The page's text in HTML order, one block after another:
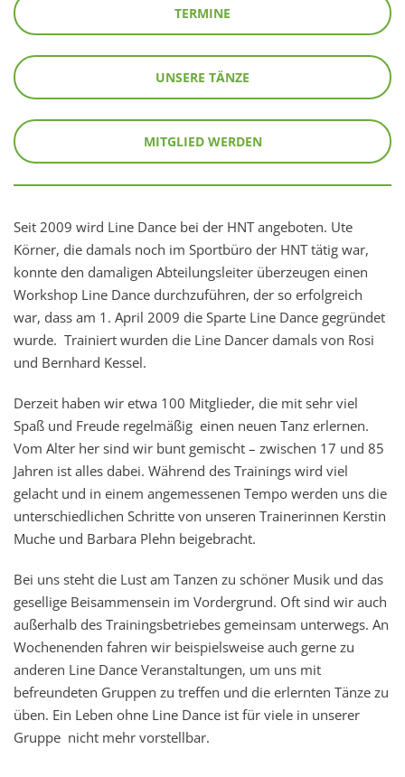
TERMINE
UNSERE TÄNZE
MITGLIED WERDEN
Seit 2009 wird Line Dance bei der HNT angeboten. Ute
Körner, die damals noch im Sportbüro der HNT tätig war,
konnte den damaligen Abteilungsleiter überzeugen einen
Workshop Line Dance durchzuführen, der so erfolgreich
war, dass am 1. April 2009 die Sparte Line Dance gegründet
wurde. Trainiert wurden die Line Dancer damals von Rosi
und Bernhard Kessel.
Derzeit haben wir etwa 100 Mitglieder, die mit sehr viel
Spaß und Freude regelmäßig einen neuen Tanz erlernen.
Vom Alter her sind wir bunt gemischt – zwischen 17 und 85
Jahren ist alles dabei. Während des Trainings wird viel
gelacht und in einem angemessenen Tempo werden uns die
unterschiedlichen Schritte von unseren Trainerinnen Kerstin
Muche und Barbara Plehn beigebracht.
Bei uns steht die Lust am Tanzen zu schöner Musik und das
gesellige Beisammensein im Vordergrund. Oft sind wir auch
außerhalb des Trainingsbetriebes gemeinsam unterwegs. An
Wochenenden fahren wir beispielsweise auch gerne zu
anderen Line Dance Veranstaltungen, um uns mit
befreundeten Gruppen zu treffen und die erlernten Tänze zu
üben. Ein Leben ohne Line Dance ist für viele in unserer
Gruppe nicht mehr vorstellbar.